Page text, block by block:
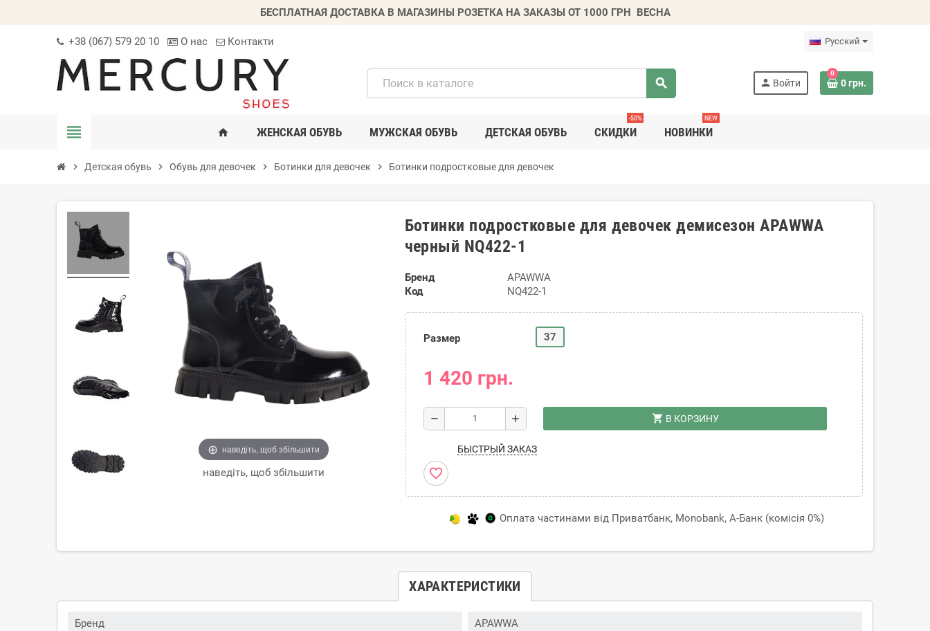
БЕСПЛАТНАЯ ДОСТАВКА В МАГАЗИНЫ РОЗЕТКА НА ЗАКАЗЫ ОТ 1000 ГРН ВЕСНА
+38 (067) 579 20 10 О нас Контакти Русский
search person Войти
0
0 грн.
view_headline home ЖЕНСКАЯ ОБУВЬ МУЖСКАЯ ОБУВЬ ДЕТСКАЯ ОБУВЬ СКИДКИ
-50%
НОВИНКИ
NEW
chevron_right Детская обувь chevron_right Обувь для девочек chevron_right Ботинки для девочек chevron_right Ботинки подростковые для девочек
наведіть, щоб збільшити
наведіть, щоб збільшити
Ботинки подростковые для девочек демисезон APAWWA
черный NQ422-1
Бренд
APAWWA
Код
NQ422-1
Размер 37
1 420 грн.
remove add shopping_cart В КОРЗИНУ
БЫСТРЫЙ ЗАКАЗ
favorite_border
Оплата частинами від Приватбанк, Monobank, А-Банк (комісія 0%)
ХАРАКТЕРИСТИКИ
Бренд APAWWA